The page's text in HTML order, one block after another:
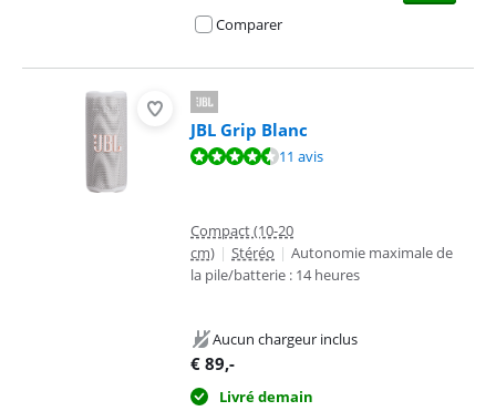
Comparer
JBL Grip Blanc
La note est de 9,2 sur 10, basée sur 11 avis.11 avis
Compact (10-20
cm) | Stéréo | Autonomie maximale de
la pile/batterie : 14 heures
Aucun chargeur inclus
€ 89,-
Livré demain